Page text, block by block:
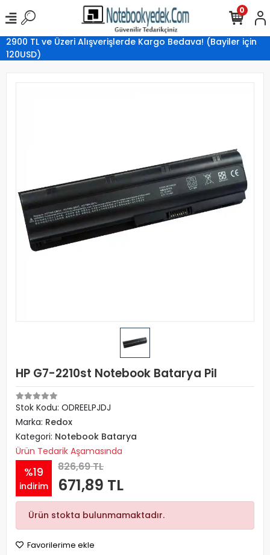
2900 TL ve Üzeri Alışverişlerde Kargo Bedava! (Bayiler için
120USD)
0
HP G7-2210st Notebook Batarya Pil
Stok Kodu: ODREELPJDJ
Marka: Redox
Kategori: Notebook Batarya
Ürün Tedarik Aşamasında
%19
indirim
826,69 TL
671,89 TL
Ürün stokta bulunmamaktadır.
Favorilerime ekle